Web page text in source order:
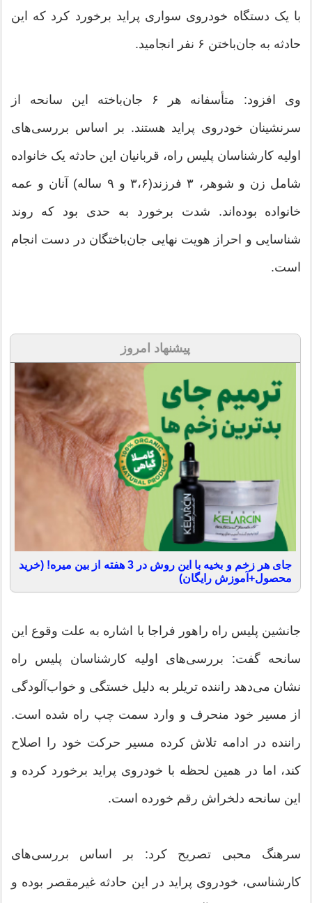
با یک دستگاه خودروی سواری پراید برخورد کرد که این
حادثه به جان‌باختن ۶ نفر انجامید.
وی افزود: متأسفانه هر ۶ جان‌باخته این سانحه از
سرنشینان خودروی پراید هستند. بر اساس بررسی‌های
اولیه کارشناسان پلیس راه، قربانیان این حادثه یک خانواده
شامل زن و شوهر، ۳ فرزند(۳،۶ و ۹ ساله) آنان و عمه
خانواده بوده‌اند. شدت برخورد به حدی بود که روند
شناسایی و احراز هویت نهایی جان‌باختگان در دست انجام
است.
پیشنهاد امروز
جای هر زخم و بخیه با این روش در 3 هفته از بین میره! (خرید
محصول+آموزش رایگان)
جانشین پلیس راه راهور فراجا با اشاره به علت وقوع این
سانحه گفت: بررسی‌های اولیه کارشناسان پلیس راه
نشان می‌دهد راننده تریلر به دلیل خستگی و خواب‌آلودگی
از مسیر خود منحرف و وارد سمت چپ راه شده است.
راننده در ادامه تلاش کرده مسیر حرکت خود را اصلاح
کند، اما در همین لحظه با خودروی پراید برخورد کرده و
این سانحه دلخراش رقم خورده است.
سرهنگ محبی تصریح کرد: بر اساس بررسی‌های
کارشناسی، خودروی پراید در این حادثه غیرمقصر بوده و